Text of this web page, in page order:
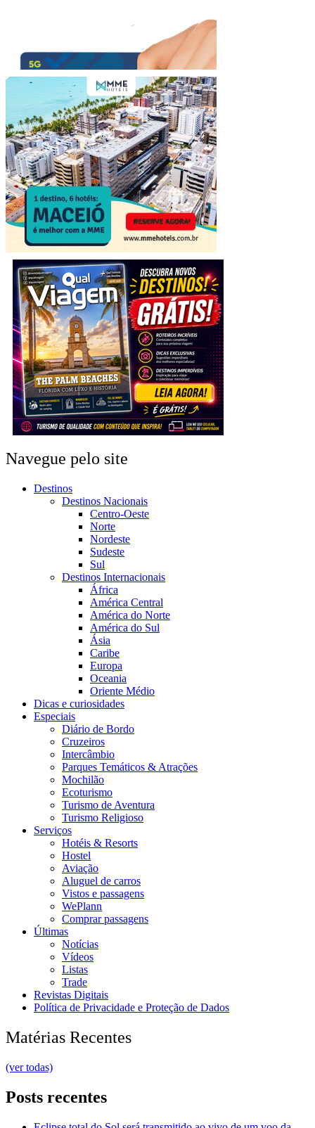
Navegue pelo site
Destinos
Destinos Nacionais
Centro-Oeste
Norte
Nordeste
Sudeste
Sul
Destinos Internacionais
África
América Central
América do Norte
América do Sul
Ásia
Caribe
Europa
Oceania
Oriente Médio
Dicas e curiosidades
Especiais
Diário de Bordo
Cruzeiros
Intercâmbio
Parques Temáticos & Atrações
Mochilão
Ecoturismo
Turismo de Aventura
Turismo Religioso
Serviços
Hotéis & Resorts
Hostel
Aviação
Aluguel de carros
Vistos e passagens
WePlann
Comprar passagens
Últimas
Notícias
Vídeos
Listas
Trade
Revistas Digitais
Política de Privacidade e Proteção de Dados
Matérias Recentes
(ver todas)
Posts recentes